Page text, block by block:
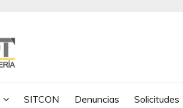
SITCON Denuncias Solicitudes